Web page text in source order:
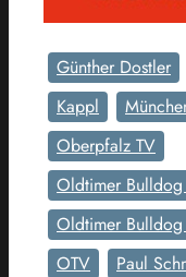
Günther Dostler
Kappl
Oberpfalz TV
Oldtimer Bulldog
Oldtimer Bulldog
OTV
Paul